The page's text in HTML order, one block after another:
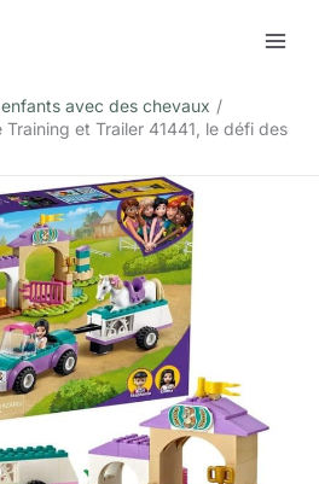
avec des chevaux
Training et Trailer 41441, le défi des